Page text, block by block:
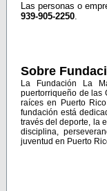
Las personas o
939-905-2250.
Sobre
La Fundación La
puertorriqueño de las
raíces en Puerto
fundación está
través del deporte, la
disciplina,
juventud en Puerto